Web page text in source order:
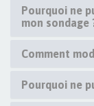
Pourquoi ne
mon sondage
Comment
Pourquoi ne